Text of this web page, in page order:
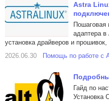
Astra
Пошаговая
адаптера в
установка драйверов и
2026.06.30
Помощь по работе с
Гайд по
Установка